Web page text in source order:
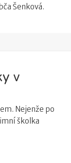
Šenková.
v
Nejenže po
školka
v Boskovicích